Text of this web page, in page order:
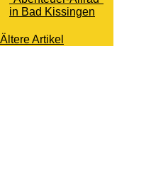
in Bad Kissingen
Ältere Artikel